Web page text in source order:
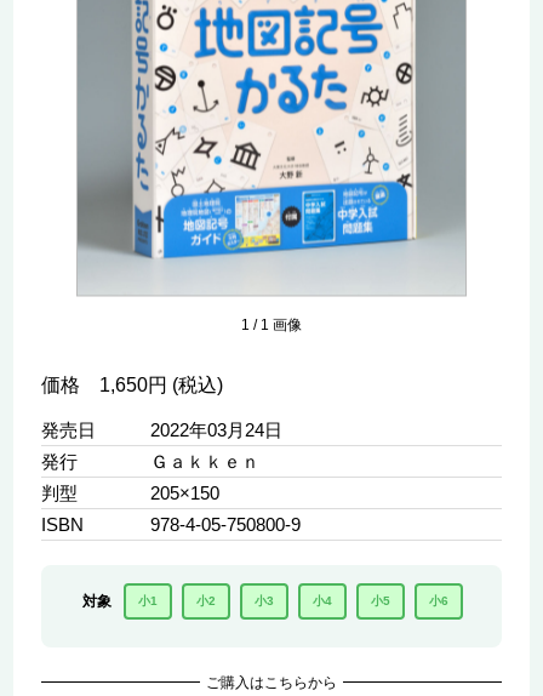
1 / 1 画像
価格 1,650円 (税込)
発売日
2022年03月24日
発行
Ｇａｋｋｅｎ
判型
205×150
ISBN
978-4-05-750800-9
対象 小1 小2 小3 小4 小5 小6
ご購入はこちらから